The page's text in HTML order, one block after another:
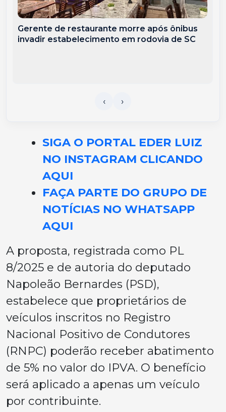
Gerente de restaurante morre após ônibus
invadir estabelecimento em rodovia de SC
SIGA O PORTAL EDER LUIZ
NO INSTAGRAM CLICANDO
AQUI
FAÇA PARTE DO GRUPO DE
NOTÍCIAS NO WHATSAPP
AQUI
A proposta, registrada como PL
8/2025 e de autoria do deputado
Napoleão Bernardes (PSD),
estabelece que proprietários de
veículos inscritos no Registro
Nacional Positivo de Condutores
(RNPC) poderão receber abatimento
de 5% no valor do IPVA. O benefício
será aplicado a apenas um veículo
por contribuinte.